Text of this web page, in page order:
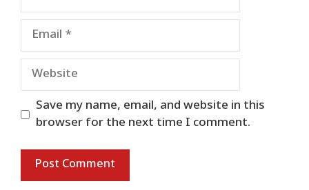
Email
Website
Save my name, email, and website in this
browser for the next time I comment.